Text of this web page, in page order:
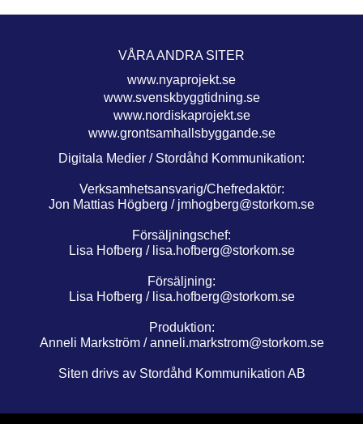
VÅRA ANDRA SITER
www.nyaprojekt.se
www.svenskbyggtidning.se
www.nordiskaprojekt.se
www.grontsamhallsbyggande.se
Digitala Medier / Stordåhd Kommunikation:
Verksamhetsansvarig/Chefredaktör:
Jon Mattias Högberg / jmhogberg@storkom.se
Försäljningschef:
Lisa Hofberg / lisa.hofberg@storkom.se
Försäljning:
Lisa Hofberg / lisa.hofberg@storkom.se
Produktion:
Anneli Markström /anneli.markstrom@storkom.se
Siten drivs av Stordåhd Kommunikation AB